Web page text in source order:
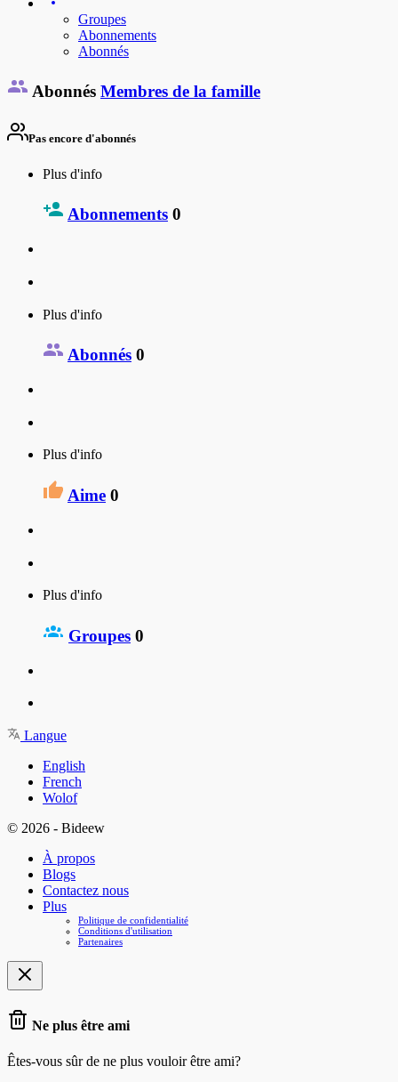
Groupes
Abonnements
Abonnés
Abonnés Membres de la famille
Pas encore d'abonnés
Plus d'info
Abonnements 0
Plus d'info
Abonnés 0
Plus d'info
Aime 0
Plus d'info
Groupes 0
Langue
English
French
Wolof
© 2026 - Bideew
À propos
Blogs
Contactez nous
Plus
Politique de confidentialité
Conditions d'utilisation
Partenaires
Ne plus être ami
Êtes-vous sûr de ne plus vouloir être ami?